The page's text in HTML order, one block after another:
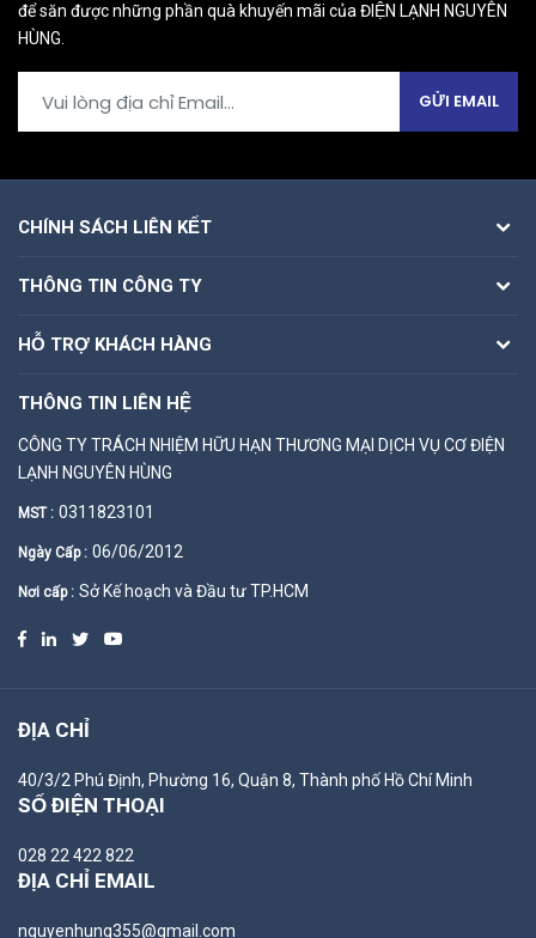
để săn được những phần quà khuyến mãi của ĐIỆN LẠNH NGUYÊN
HÙNG.
GỬI EMAIL
CHÍNH SÁCH LIÊN KẾT
THÔNG TIN CÔNG TY
HỖ TRỢ KHÁCH HÀNG
THÔNG TIN LIÊN HỆ
CÔNG TY TRÁCH NHIỆM HỮU HẠN THƯƠNG MẠI DỊCH VỤ CƠ ĐIỆN
LẠNH NGUYÊN HÙNG
MST : 0311823101
Ngày Cấp : 06/06/2012
Nơi cấp : Sở Kế hoạch và Đầu tư TP.HCM
ĐỊA CHỈ
40/3/2 Phú Định, Phường 16, Quận 8, Thành phố Hồ Chí Minh
SỐ ĐIỆN THOẠI
028 22 422 822
ĐỊA CHỈ EMAIL
nguyenhung355@gmail.com